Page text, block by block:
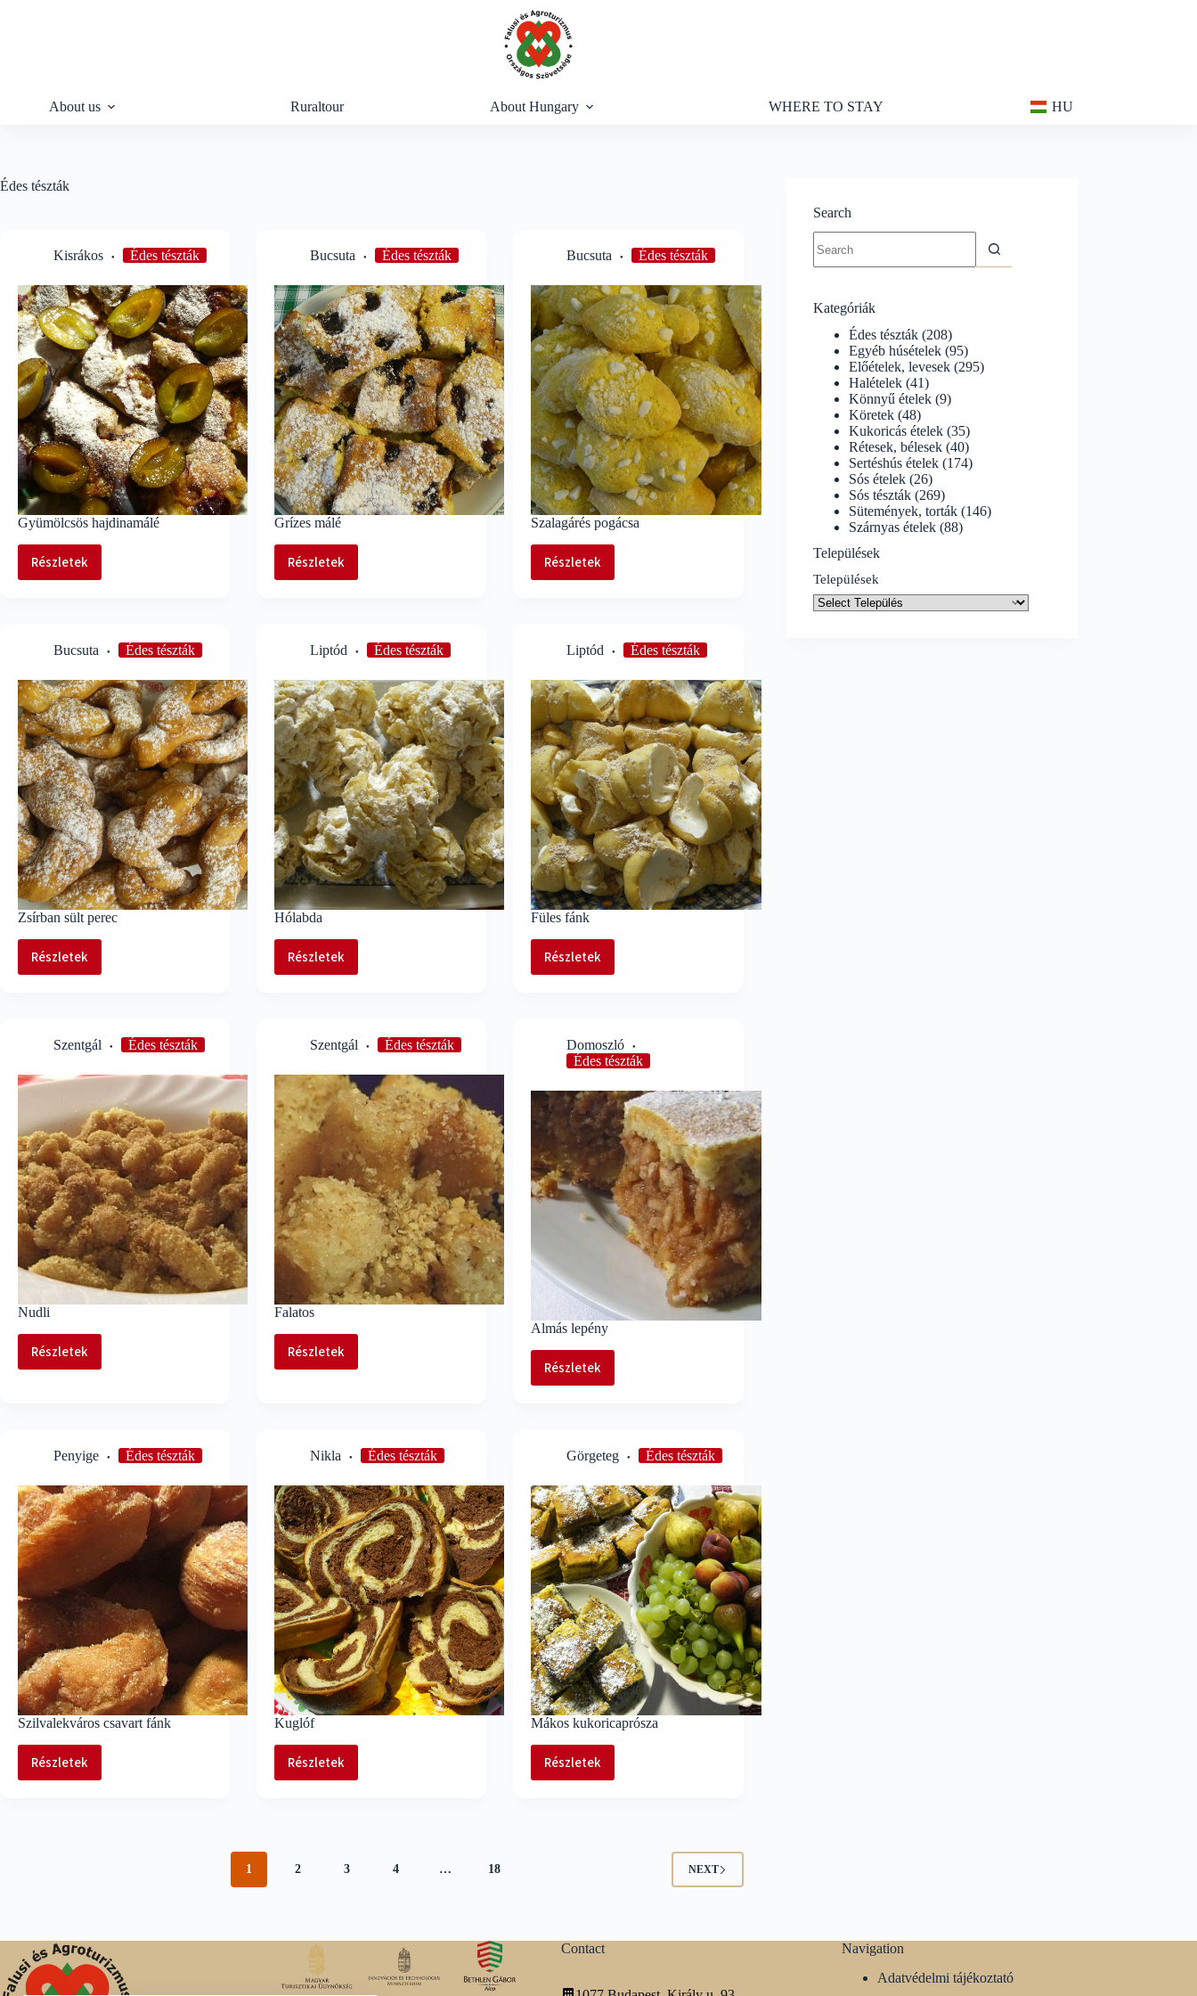
About us Ruraltour About Hungary WHERE TO STAY HU
Édes tészták
Kisrákos Édes tészták
Gyümölcsös hajdinamálé
RészletekGyümölcsös
Bucsuta Édes tészták
Grízes málé
Részletek
Grízes
Bucsuta Édes tészták
Szalagárés pogácsa
Részletek
Szalagárés
Bucsuta Édes tészták
Zsírban sült perec
Részletek
Zsírban
Liptód Édes tészták
Hólabda
Részletek
Hólabda
Liptód Édes tészták
Füles fánk
Részletek
Füles
Szentgál Édes tészták
Nudli
Részletek
Nudli
Szentgál Édes tészták
Falatos
Részletek
Falatos
Domoszló
Édes tészták
Almás lepény
Részletek
Almás
Penyige Édes tészták
Szilvalekváros csavart fánk
RészletekSzilvalekváros
Nikla Édes tészták
Kuglóf
Részletek
Kuglóf
Görgeteg Édes tészták
Mákos kukoricaprósza
Részletek
Mákos
1 2 3 4 … 18 NEXT
Search
results
Kategóriák
Édes tészták (208)
Egyéb húsételek (95)
Előételek, levesek (295)
Halételek (41)
Könnyű ételek (9)
Köretek (48)
Kukoricás ételek (35)
Rétesek, bélesek (40)
Sertéshús ételek (174)
Sós ételek (26)
Sós tészták (269)
Sütemények, torták (146)
Szárnyas ételek (88)
Települések
Települések
Contact
Navigation
Adatvédelmi tájékoztató